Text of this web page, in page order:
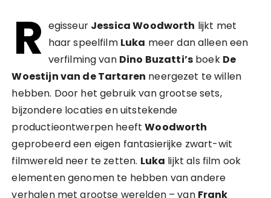
R egisseur Jessica Woodworth lijkt met
haar speelfilm Luka meer dan alleen een
verfilming van Dino Buzatti’s boek De
Woestijn van de Tartaren neergezet te willen
hebben. Door het gebruik van grootse sets,
bijzondere locaties en uitstekende
productieontwerpen heeftWoodworth
geprobeerd een eigen fantasierijke zwart-wit
filmwereld neer te zetten. Luka lijkt als film ook
elementen genomen te hebben van andere
verhalen met grootse werelden – van Frank